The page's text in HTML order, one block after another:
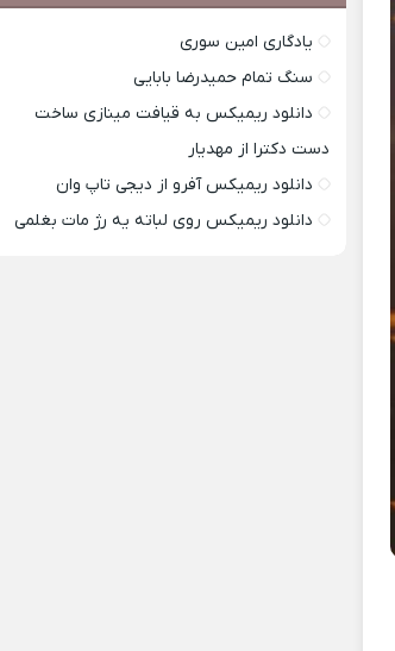
یادگاری امین سوری
سنگ تمام حمیدرضا بابایی
دانلود ریمیکس به قیافت مینازی ساخت
دست دکترا از مهدیار
دانلود ریمیکس آفرو از ديجی تاپ وان
دانلود ریمیکس روی لباته یه رژ مات بغلمی